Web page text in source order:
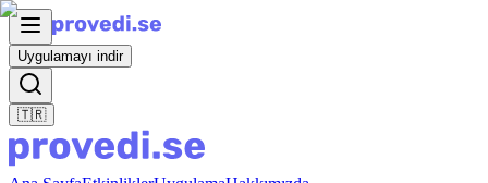
Uygulamayı indir
🇹🇷